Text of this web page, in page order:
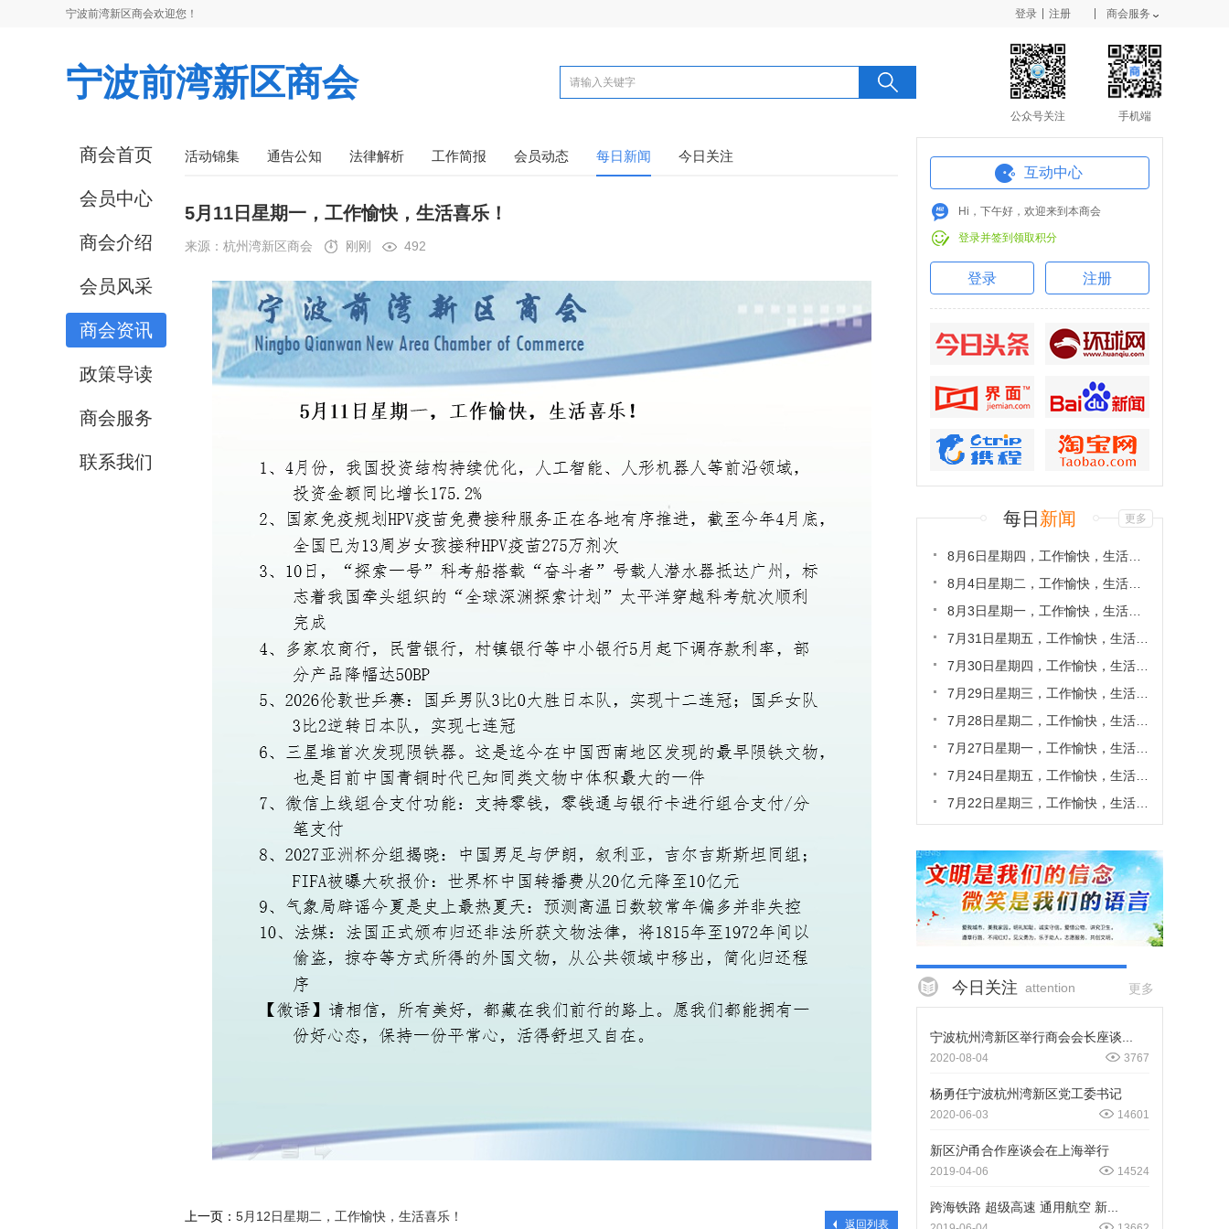
宁波前湾新区商会欢迎您！ 登录 注册 商会服务
宁波前湾新区商会
公众号关注 手机端
商会首页
会员中心
商会介绍
会员风采
商会资讯
政策导读
商会服务
联系我们
活动锦集 通告公知 法律解析 工作简报 会员动态 每日新闻 今日关注
5月11日星期一，工作愉快，生活喜乐！
来源： 杭州湾新区商会 刚刚 492
返回列表
上一页： 5月12日星期二，工作愉快，生活喜乐！
互动中心
Hi，下午好，欢迎来到本商会
登录并签到领取积分
登录 注册
每日新闻 更多
今日关注 attention 更多
宁波杭州湾新区举行商会会长座谈...
2020-08-04 3767
杨勇任宁波杭州湾新区党工委书记
2020-06-03 14601
新区沪甬合作座谈会在上海举行
2019-04-06 14524
跨海铁路 超级高速 通用航空 新...